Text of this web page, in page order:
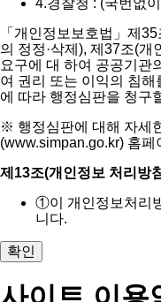
「개인정보보호법」제
의 정정·삭제), 제37조(
요구에 대 하여 공공기관
여 권리 또는 이익의 침
에 따라 행정심판을 청구
※ 행정심판에 대해 자세
(www.simpan.go.kr) 홈
제13조(개인정보 처리방
①이 개인정보처리
니다.
확인